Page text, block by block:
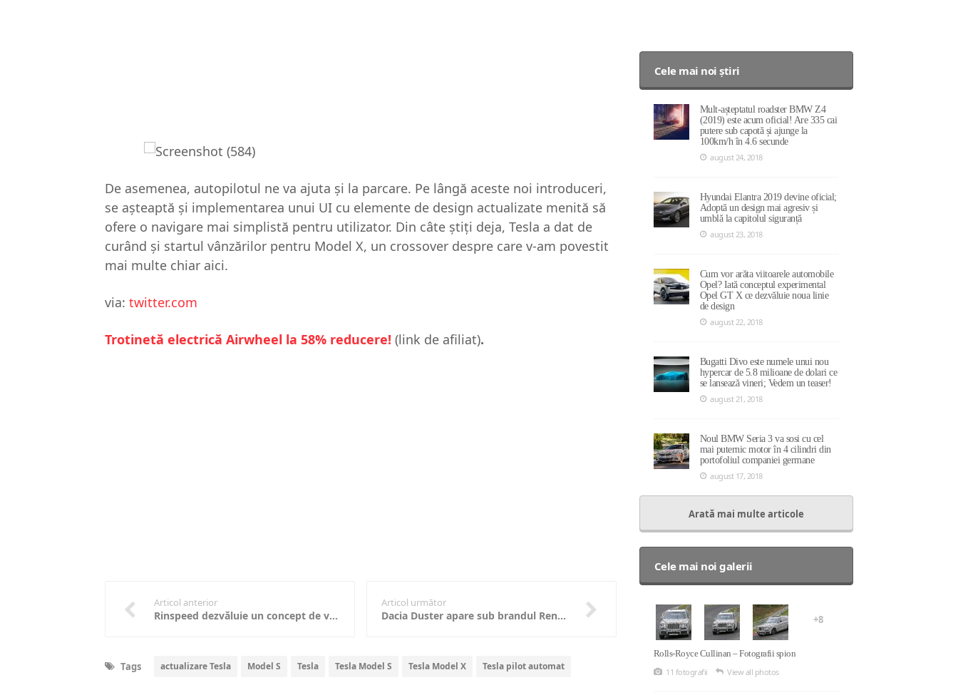
De asemenea, autopilotul ne va ajuta și la parcare. Pe lângă aceste noi introduceri,
se așteaptă și implementarea unui UI cu elemente de design actualizate menită să
ofere o navigare mai simplistă pentru utilizator. Din câte știți deja, Tesla a dat de
curând și startul vânzărilor pentru Model X, un crossover despre care v-am povestit
mai multe chiar aici.
via: twitter.com
Trotinetă electrică Airwheel la 58% reducere! (link de afiliat).
Articol anterior
Rinspeed dezvăluie un concept de vehicul sportiv autonom; vine și cu o dronă la pachet
Articol următor
Dacia Duster apare sub brandul Renault în Vietnam cu ocazia show-ului VIMS 2015
Tags actualizare Tesla Model S Tesla Tesla Model S Tesla Model X Tesla pilot automat
Cele mai noi știri
Mult-așteptatul roadster BMW Z4
(2019) este acum oficial! Are 335 cai
putere sub capotă și ajunge la
100km/h în 4.6 secunde
august 24, 2018
Hyundai Elantra 2019 devine oficial;
Adoptă un design mai agresiv și
umblă la capitolul siguranță
august 23, 2018
Cum vor arăta viitoarele automobile
Opel? Iată conceptul experimental
Opel GT X ce dezvăluie noua linie
de design
august 22, 2018
Bugatti Divo este numele unui nou
hypercar de 5.8 milioane de dolari ce
se lansează vineri; Vedem un teaser!
august 21, 2018
Noul BMW Seria 3 va sosi cu cel
mai puternic motor în 4 cilindri din
portofoliul companiei germane
august 17, 2018
Arată mai multe articole
Cele mai noi galerii
+8
Rolls-Royce Cullinan – Fotografii spion
11 fotografii
View all photos